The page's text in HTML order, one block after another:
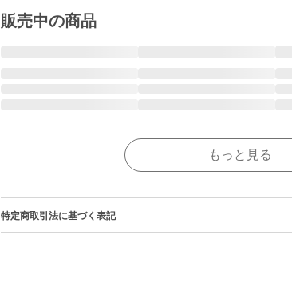
販売中の商品
もっと見る
特定商取引法に基づく表記